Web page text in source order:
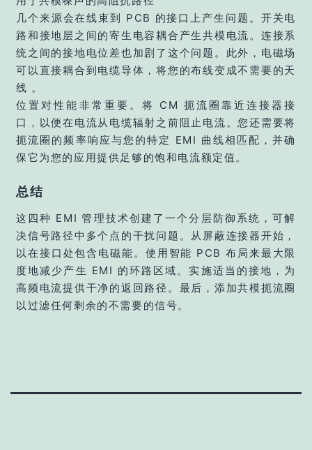
几个来源会在线束到 PCB 的接口上产生问题。开关电
路和接地层之间的寄生电容耦合产生共模电流。连接系
统之间的接地电位差也加剧了这个问题。此外，电磁场
可以直接耦合到电缆导体，将您的布线变成不需要的天
线 。
位置对性能非常重要。将 CM 扼流圈靠近连接器接
口，以便在电流从电缆辐射之前阻止电流。您还需要将
扼流圈的频率响应与您的特定 EMI 曲线相匹配，并确
保它为您的应用提供足够的饱和电流额定值。
总结
这四种 EMI 管理技术创建了一个分层防御系统，可解
决信号路径中多个点的干扰问题。从屏蔽连接器开始，
以在接口处包含电磁能。使用智能 PCB 布局来最大限
度地减少产生 EMI 的环路区域。实施适当的接地，为
高频电流提供干净的返回路径。最后，添加共模扼流圈
以过滤任何剩余的不需要的信号。